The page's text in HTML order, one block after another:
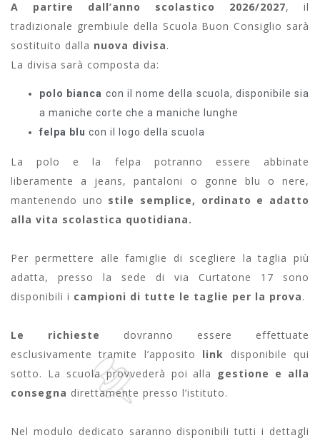
A partire dall’anno scolastico 2026/2027, il
tradizionale grembiule della Scuola Buon Consiglio sarà
sostituito dalla nuova divisa.
La divisa sarà composta da:
polo bianca con il nome della scuola, disponibile sia
a maniche corte che a maniche lunghe
felpa blu con il logo della scuola
La polo e la felpa potranno essere abbinate
liberamente a jeans, pantaloni o gonne blu o nere,
mantenendo uno stile semplice, ordinato e adatto
alla vita scolastica quotidiana.
Per permettere alle famiglie di scegliere la taglia più
adatta, presso la sede di via Curtatone 17 sono
disponibili i campioni di tutte le taglie per la prova.
Le richieste
dovranno essere effettuate
esclusivamente tramite l’apposito link disponibile qui
sotto. La scuola provvederà poi alla gestione e alla
consegna direttamente presso l’istituto.
Nel modulo dedicato saranno disponibili tutti i dettagli